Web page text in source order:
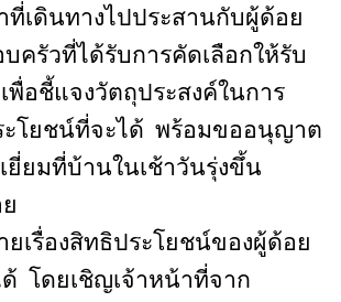
เดินทางไปประสานกับผู้ด้อย
ครัวที่ได้รับการคัดเลือกให้รับ
เพื่อชี้แจงวัตถุประสงค์ในการ
ะโยชน์ที่จะได้ พร้อมขออนุญาต
ยี่ยมที่บ้านในเช้าวันรุ่งขึ้น
ยเรื่องสิทธิประโยชน์ของผู้ด้อย
โดยเชิญเจ้าหน้าที่จาก